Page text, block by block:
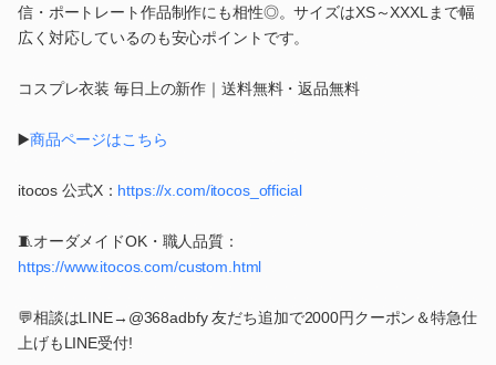
信・ポートレート作品制作にも相性◎。サイズはXS～XXXLまで幅
広く対応しているのも安心ポイントです。
コスプレ衣装 毎日上の新作｜送料無料・返品無料
▶️商品ページはこちら
itocos 公式X： https://x.com/itocos_official
🧵オーダメイドOK・職人品質：
https://www.itocos.com/custom.html
💬相談はLINE→@368adbfy 友だち追加で2000円クーポン＆特急仕
上げもLINE受付!